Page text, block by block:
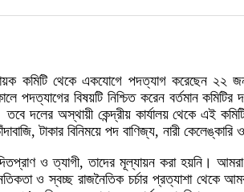
কমিটি থেকে একযোগে পদত্যাগ করেছেন ২২
পদত্যাগের বিষয়টি নিশ্চিত করেন বর্তমান
দলের অস্থায়ী কেন্দ্রীয় কার্যালয় থেকে এই
টাকার বিনিময়ে পদ বাণিজ্য, নারী
ও ত্যাগী, তাদের মূল্যায়ন করা হয়নি।
ও স্বচ্ছ রাজনৈতিক চর্চার প্রত্যাশা থেকে